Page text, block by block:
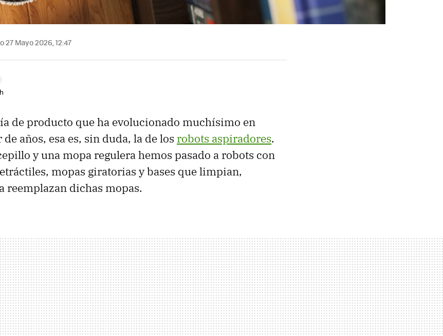
27 Mayo 2026, 12:47
de producto que ha evolucionado muchísimo en
años, esa es, sin duda, la de los robots aspiradores.
y una mopa regulera hemos pasado a robots con
mopas giratorias y bases que limpian,
reemplazan dichas mopas.